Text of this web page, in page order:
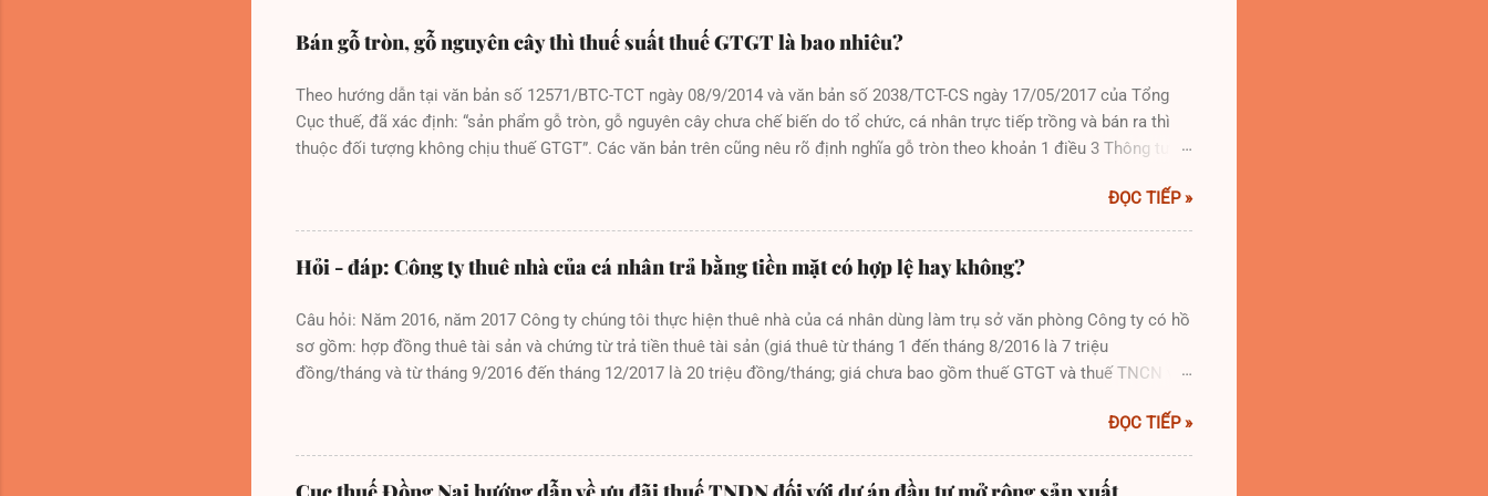
Bán gỗ tròn, gỗ nguyên cây thì thuế suất thuế GTGT là bao nhiêu?
Theo hướng dẫn tại văn bản số 12571/BTC-TCT ngày 08/9/2014 và văn bản số 2038/TCT-CS ngày 17/05/2017 của Tổng
Cục thuế, đã xác định: “sản phẩm gỗ tròn, gỗ nguyên cây chưa chế biến do tổ chức, cá nhân trực tiếp trồng và bán ra thì
thuộc đối tượng không chịu thuế GTGT”. Các văn bản trên cũng nêu rõ định nghĩa gỗ tròn theo khoản 1 điều 3 Thông tư
nguyên khai, gỗ đẽo tròn, gỗ lóc lõi có đường kính đầu nhỏ từ 10 cm đến dưới 20 cm, chiều dài từ 01 mét trở lên hoặc có
đường kính đầu nhỏ từ 20 cm trở lên, chiều dài từ 30 cm trở lên (kể cả gỗ nguyên khai còn có gốc, cành, lá mà đường kính
sát gốc từ 10cm đến dưới 20cm, chiều dài từ 01 mét trở lên hoặc có đường kính sát gốc từ 20cm trở lên, chiều dài từ
30cm trở lên). Riêng đối với gỗ thuộc loài nguy cấp, quý, hiếm không phân biệt kích thước”. Như vậy, thuế GTGT của sản
phẩm gỗ tròn, gỗ nguyên cây theo định nghĩa trên, sẽ được xác địn...
ĐỌC TIẾP »
Hỏi - đáp: Công ty thuê nhà của cá nhân trả bằng tiền mặt có hợp lệ hay không?
Câu hỏi: Năm 2016, năm 2017 Công ty chúng tôi thực hiện thuê nhà của cá nhân dùng làm trụ sở văn phòng Công ty có hồ
sơ gồm: hợp đồng thuê tài sản và chứng từ trả tiền thuê tài sản (giá thuê từ tháng 1 đến tháng 8/2016 là 7 triệu
đồng/tháng và từ tháng 9/2016 đến tháng 12/2017 là 20 triệu đồng/tháng; giá chưa bao gồm thuế GTGT và thuế TNCN với
thanh toán tiền thuê nhà của cá nhân trên là hình thức tiền mặt. Đối với cá nhân cho thuê nhà đã nộp đầy đủ nghĩa vụ thuế
đối với hoạt động cho thuê và không có hoá đơn đối với dịch vụ cho thuê nhà. Áp dụng Điều 4 Thông tư 96/2015/TT-BTC
ngày 22/6/2015 của Bộ Tài chính sửa đổi, bổ sung Điều 6 Thông tư số 78/2014/TT-BTC hướng dẫn về thuế TNDN (đã
ĐỌC TIẾP »